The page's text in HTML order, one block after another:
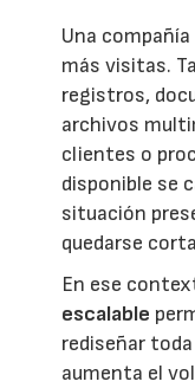
Una
más visitas.
registros,
archivos
clientes o
disponible se
situación
quedarse
En ese
escalable
rediseñar
aumenta el